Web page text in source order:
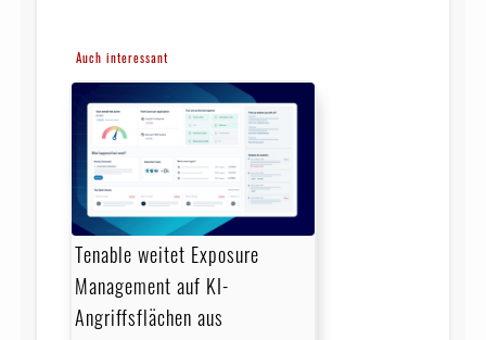
Auch interessant
Tenable weitet Exposure
Management auf KI-
Angriffsflächen aus